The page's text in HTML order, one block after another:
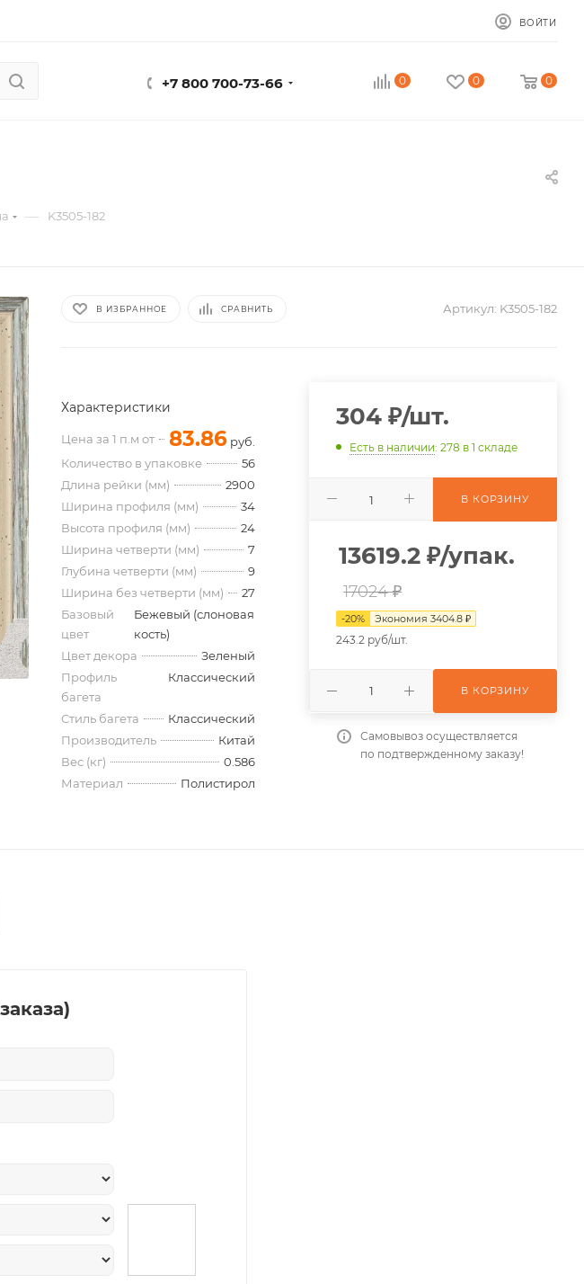
ВОЙТИ
+7 800 700-73-66 0 0 0
— K3505-182
В ИЗБРАННОЕ СРАВНИТЬ Артикул: K3505-182
Характеристики
Цена за 1 п.м от 83.86 руб.
Количество в упаковке
56
Длина рейки (мм)
2900
Ширина профиля (мм)
34
Высота профиля (мм)
24
Ширина четверти (мм)
7
Глубина четверти (мм)
9
Ширина без четверти (мм)
27
Базовый
цвет
Бежевый (слоновая
кость)
Цвет декора
Зеленый
Профиль
багета
Классический
Стиль багета
Классический
Производитель
Китай
Вес (кг)
0.586
Материал
Полистирол
304 ₽/шт.
Есть в наличии: 278 в 1 складе
В КОРЗИНУ
13619.2 ₽/упак.
17024 ₽
-20% Экономия3404.8 ₽
243.2 руб/шт.
В КОРЗИНУ
Самовывоз осуществляется
по подтвержденному заказу!